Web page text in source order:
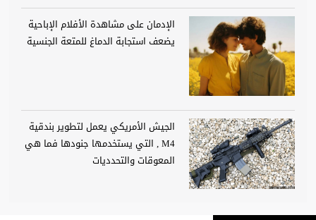
الإدمان على مشاهدة الأفلام الإباحية
يضعف استجابة الدماغ للمتعة الجنسية
الجيش الأمريكي يعمل لتطوير بندقية
M4 , التي يستخدمها جنودها فما هي
المعوقات والتحدديات